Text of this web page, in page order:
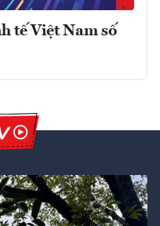
tế Việt Nam số